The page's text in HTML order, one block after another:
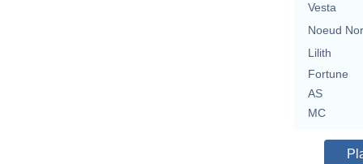
Vesta
Noeud
Lilith
Fortune
AS
MC